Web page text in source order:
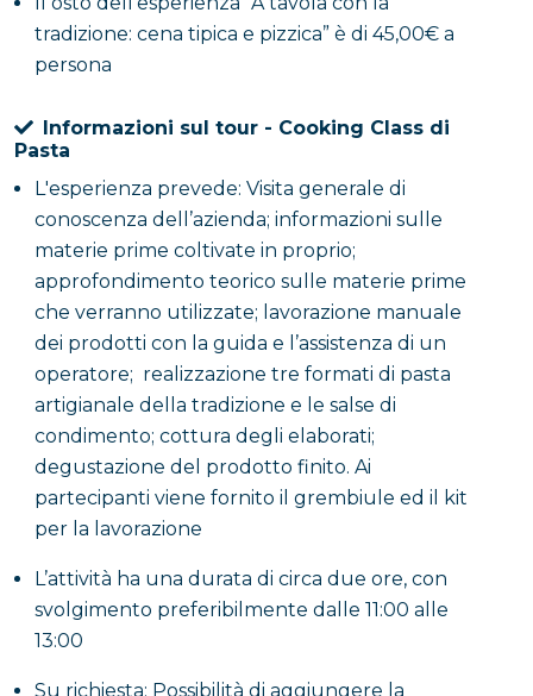
A tavola con la tradizione: cena tipica e
pizzica
tradizione culinaria del Salento, articolato in cinque
portate e accompagnato da un calice di benvenuto
di vino rosato. L’esperienza sarà arricchita da un
coinvolgente intrattenimento musicale con un
gruppo di musica tradizionale salentina e ballerini di
pizzica, che contribuiranno a ricreare l’atmosfera
autentica del territorio.
tradizione: cena tipica e pizzica” è di 45,00€ a
persona
Informazioni sul tour - Cooking Class di
Pasta
L'esperienza prevede: Visita generale di
conoscenza dell’azienda; informazioni sulle
materie prime coltivate in proprio;
approfondimento teorico sulle materie prime
che verranno utilizzate; lavorazione manuale
dei prodotti con la guida e l’assistenza di un
operatore; realizzazione tre formati di pasta
artigianale della tradizione e le salse di
condimento; cottura degli elaborati;
degustazione del prodotto finito. Ai
partecipanti viene fornito il grembiule ed il kit
per la lavorazione
L’attività ha una durata di circa due ore, con
svolgimento preferibilmente dalle 11:00 alle
13:00
Su richiesta: Possibilità di aggiungere la